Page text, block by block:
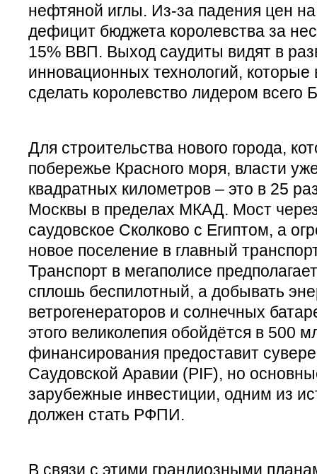
нефтяной иглы. Из-за падения цен
дефицит бюджета королевства за
15% ВВП. Выход саудиты видят в
инновационных технологий,
сделать королевство лидером всего
Для строительства нового города,
побережье Красного моря, власти
квадратных километров – это в 25
Москвы в пределах МКАД. Мост
саудовское Сколково с Египтом, а
новое поселение в главный
Транспорт в мегаполисе
сплошь беспилотный, а добывать
ветрогенераторов и солнечных
этого великолепия обойдётся в 500
финансирования предоставит
Саудовской Аравии (PIF), но
зарубежные инвестиции, одним из
должен стать РФПИ.
В связи с этими грандиозными